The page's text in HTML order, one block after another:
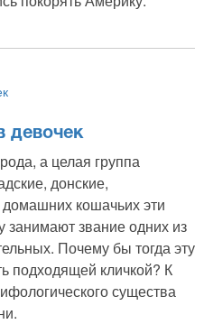
девочек
а целая группа
донские,
кошачьих эти
звание одних из
Почему бы тогда эту
подходящей кличкой? К
существа